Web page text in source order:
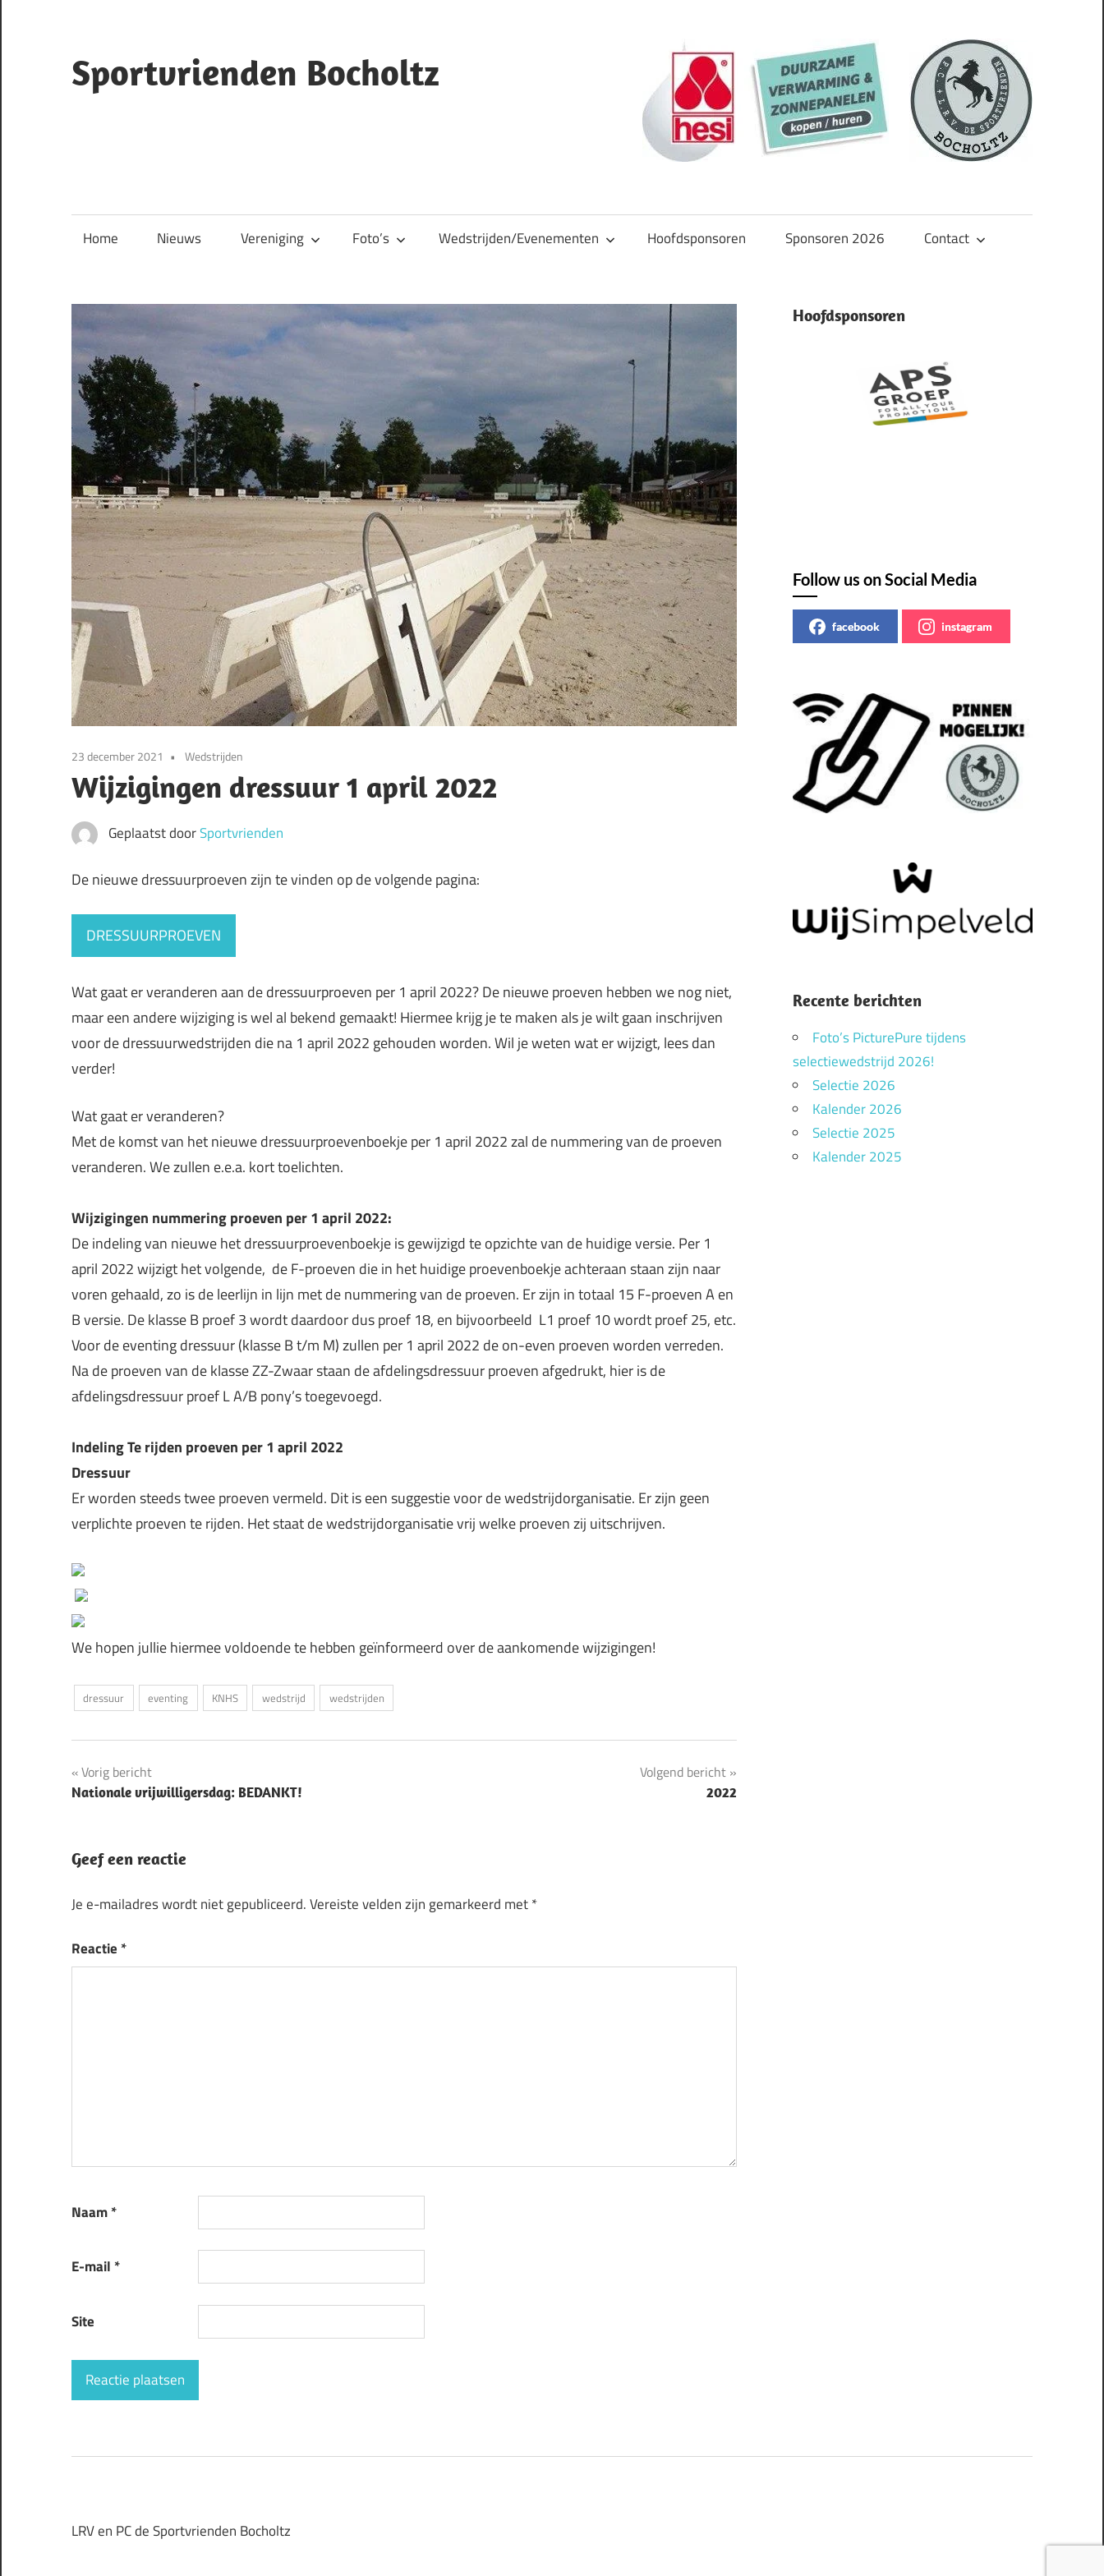
de
inhoud
Sportvrienden Bocholtz
Home Nieuws Vereniging Foto’s Wedstrijden/Evenementen Hoofdsponsoren Sponsoren 2026 Contact
23 december 2021 Wedstrijden
Wijzigingen dressuur 1 april 2022
Geplaatst doorSportvrienden
De nieuwe dressuurproeven zijn te vinden op de volgende pagina:
DRESSUURPROEVEN
Wat gaat er veranderen aan de dressuurproeven per 1 april 2022? De nieuwe proeven hebben we nog niet,
maar een andere wijziging is wel al bekend gemaakt! Hiermee krijg je te maken als je wilt gaan inschrijven
voor de dressuurwedstrijden die na 1 april 2022 gehouden worden. Wil je weten wat er wijzigt, lees dan
verder!
Wat gaat er veranderen?
Met de komst van het nieuwe dressuurproevenboekje per 1 april 2022 zal de nummering van de proeven
veranderen. We zullen e.e.a. kort toelichten.
Wijzigingen nummering proeven per 1 april 2022:
De indeling van nieuwe het dressuurproevenboekje is gewijzigd te opzichte van de huidige versie. Per 1
april 2022 wijzigt het volgende, de F-proeven die in het huidige proevenboekje achteraan staan zijn naar
voren gehaald, zo is de leerlijn in lijn met de nummering van de proeven. Er zijn in totaal 15 F-proeven A en
B versie. De klasse B proef 3 wordt daardoor dus proef 18, en bijvoorbeeld L1 proef 10 wordt proef 25, etc.
Voor de eventing dressuur (klasse B t/m M) zullen per 1 april 2022 de on-even proeven worden verreden.
Na de proeven van de klasse ZZ-Zwaar staan de afdelingsdressuur proeven afgedrukt, hier is de
afdelingsdressuur proef L A/B pony’s toegevoegd.
Indeling Te rijden proeven per 1 april 2022
Dressuur
Er worden steeds twee proeven vermeld. Dit is een suggestie voor de wedstrijdorganisatie. Er zijn geen
verplichte proeven te rijden. Het staat de wedstrijdorganisatie vrij welke proeven zij uitschrijven.
We hopen jullie hiermee voldoende te hebben geïnformeerd over de aankomende wijzigingen!
dressuur eventing KNHS wedstrijd wedstrijden
Bericht
navigatie
Vorig bericht
Nationale vrijwilligersdag: BEDANKT!
Volgend bericht
2022
Geef een reactie
Je e-mailadres wordt niet gepubliceerd.Vereiste velden zijn gemarkeerd met*
Reactie *
Naam*
E-mail *
Site
Hoofdsponsoren
Follow us on Social Media
facebook instagram
Recente berichten
Foto’s PicturePure tijdens
selectiewedstrijd 2026!
Selectie 2026
Kalender 2026
Selectie 2025
Kalender 2025
LRV en PC de Sportvrienden Bocholtz